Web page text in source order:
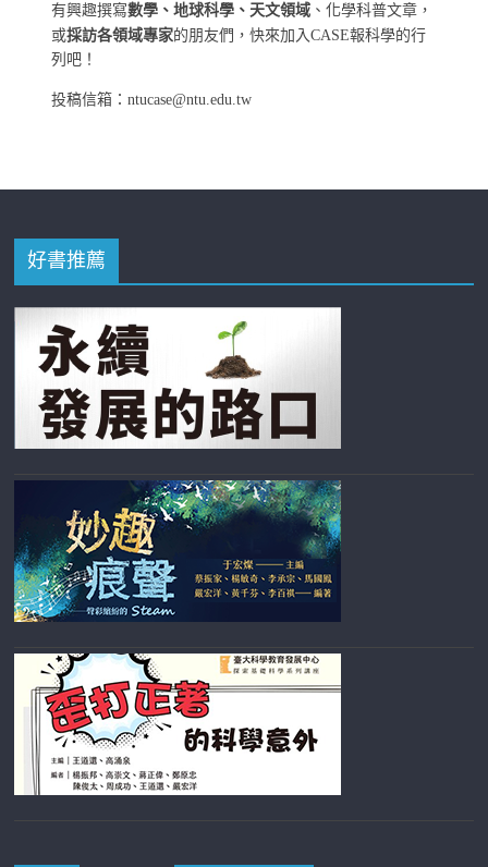
有興趣撰寫數學、地球科學、天文領域 、化學科普文章，
或採訪各領域專家的朋友們，快來加入CASE報科學的行
列吧！
投稿信箱：ntucase@ntu.edu.tw
好書推薦